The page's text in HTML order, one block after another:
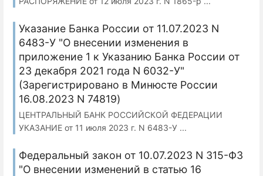
Указание Банка России от 11.07.2023 N
6483-У "О внесении изменения в
приложение 1 к Указанию Банка России от
23 декабря 2021 года N 6032-У"
(Зарегистрировано в Минюсте России
16.08.2023 N 74819)
ЦЕНТРАЛЬНЫЙ БАНК РОССИЙСКОЙ ФЕДЕРАЦИИ
УКАЗАНИЕ от 11 июля 2023 г. N 6483-У ...
Федеральный закон от 10.07.2023 N 315-ФЗ
"О внесении изменений в статью 16